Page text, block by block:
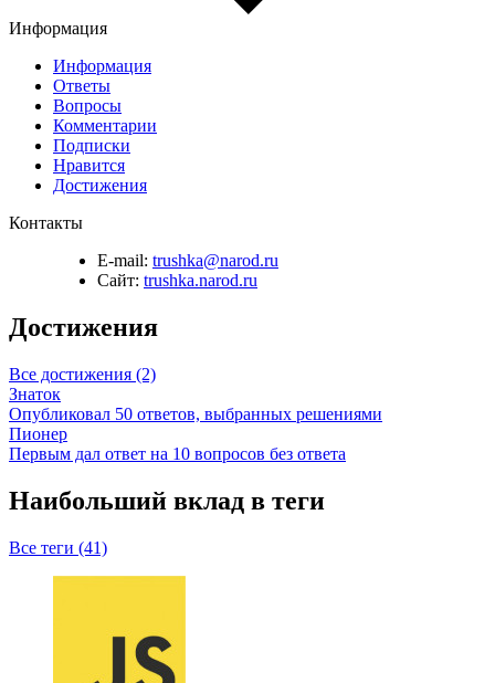
Информация
Информация
Ответы
Вопросы
Комментарии
Подписки
Нравится
Достижения
Контакты
E-mail: trushka@narod.ru
Сайт: trushka.narod.ru
Достижения
Все достижения (2)
Знаток
Опубликовал 50 ответов, выбранных решениями
Пионер
Первым дал ответ на 10 вопросов без ответа
Наибольший вклад в теги
Все теги (41)